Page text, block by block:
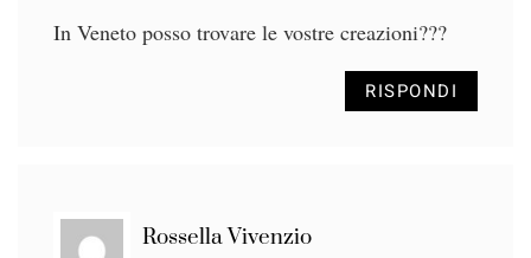
In Veneto posso trovare le vostre creazioni???
RISPONDI
Rossella Vivenzio